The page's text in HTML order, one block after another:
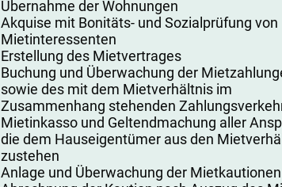
Übernahme der Wohnungen
Akquise mit Bonitäts- und Sozialprüfung von
Mietinteressenten
Erstellung des Mietvertrages
Buchung und Überwachung der
sowie des mit dem Mietverhältnis im
Zusammenhang stehenden
Mietinkasso und Geltendmachung aller
die dem Hauseigentümer aus den
zustehen
Anlage und Überwachung der